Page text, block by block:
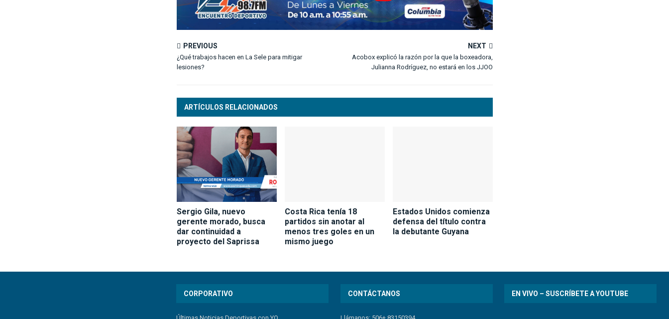
PREVIOUS
¿Qué trabajos hacen en La Sele para mitigar
lesiones?
NEXT
Acobox explicó la razón por la que la boxeadora,
Julianna Rodríguez, no estará en los JJOO
ARTÍCULOS RELACIONADOS
Sergio Gila, nuevo
gerente morado, busca
dar continuidad a
proyecto del Saprissa
Costa Rica tenía 18
partidos sin anotar al
menos tres goles en un
mismo juego
Estados Unidos comienza
defensa del título contra
la debutante Guyana
CORPORATIVO CONTÁCTANOS EN VIVO – SUSCRÍBETE A YOUTUBE